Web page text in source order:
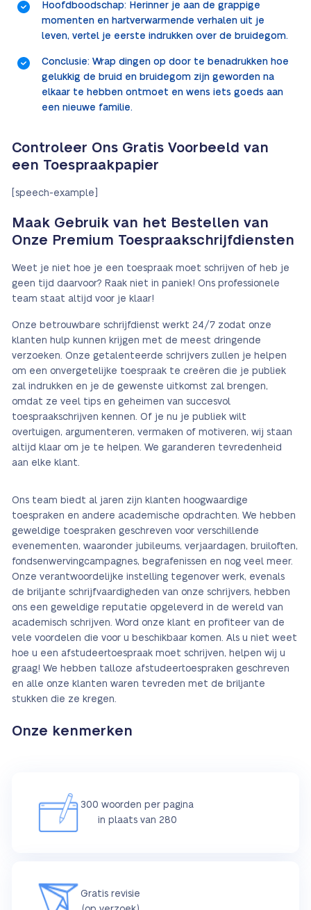
Hoofdboodschap: Herinner je aan de grappige
momenten en hartverwarmende verhalen uit je
leven, vertel je eerste indrukken over de bruidegom.
Conclusie: Wrap dingen op door te benadrukken hoe
gelukkig de bruid en bruidegom zijn geworden na
elkaar te hebben ontmoet en wens iets goeds aan
een nieuwe familie.
Controleer Ons Gratis Voorbeeld van
een Toespraakpapier
[speech-example]
Maak Gebruik van het Bestellen van
Onze Premium Toespraakschrijfdiensten
Weet je niet hoe je een toespraak moet schrijven of heb je
geen tijd daarvoor? Raak niet in paniek! Ons professionele
team staat altijd voor je klaar!
Onze betrouwbare schrijfdienst werkt 24/7 zodat onze
klanten hulp kunnen krijgen met de meest dringende
verzoeken. Onze getalenteerde schrijvers zullen je helpen
om een onvergetelijke toespraak te creëren die je publiek
zal indrukken en je de gewenste uitkomst zal brengen,
omdat ze veel tips en geheimen van succesvol
toespraakschrijven kennen. Of je nu je publiek wilt
overtuigen, argumenteren, vermaken of motiveren, wij staan
altijd klaar om je te helpen. We garanderen tevredenheid
aan elke klant.
Ons team biedt al jaren zijn klanten hoogwaardige
toespraken en andere academische opdrachten. We hebben
geweldige toespraken geschreven voor verschillende
evenementen, waaronder jubileums, verjaardagen, bruiloften,
fondsenwervingcampagnes, begrafenissen en nog veel meer.
Onze verantwoordelijke instelling tegenover werk, evenals
de briljante schrijfvaardigheden van onze schrijvers, hebben
ons een geweldige reputatie opgeleverd in de wereld van
academisch schrijven. Word onze klant en profiteer van de
vele voordelen die voor u beschikbaar komen. Als u niet weet
hoe u een afstudeertoespraak moet schrijven, helpen wij u
graag! We hebben talloze afstudeertoespraken geschreven
en alle onze klanten waren tevreden met de briljante
stukken die ze kregen.
Onze kenmerken
300 woorden per pagina
in plaats van 280
Gratis revisie